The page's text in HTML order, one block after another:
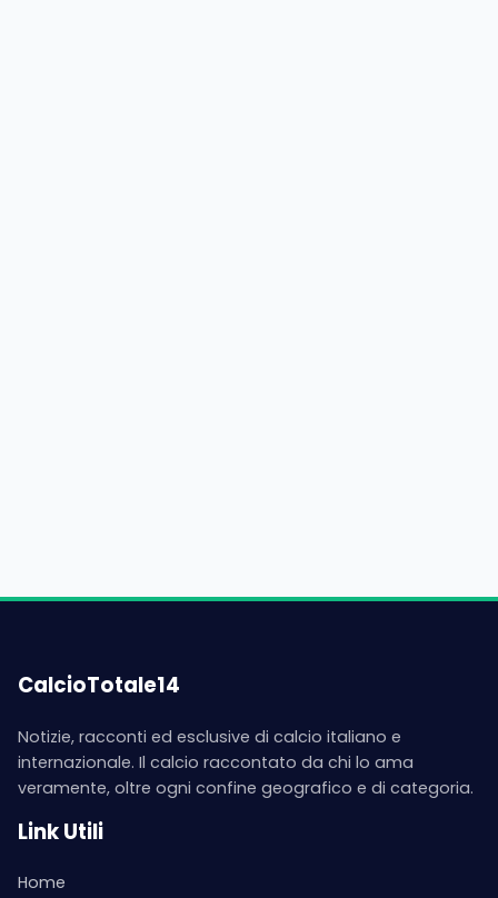
CalcioTotale14
Notizie, racconti ed esclusive di calcio italiano e
internazionale. Il calcio raccontato da chi lo ama
veramente, oltre ogni confine geografico e di categoria.
Link Utili
Home